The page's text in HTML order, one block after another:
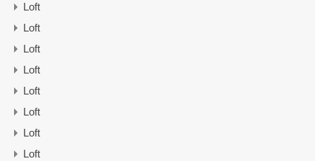
Loft
Loft
Loft
Loft
Loft
Loft
Loft
Loft